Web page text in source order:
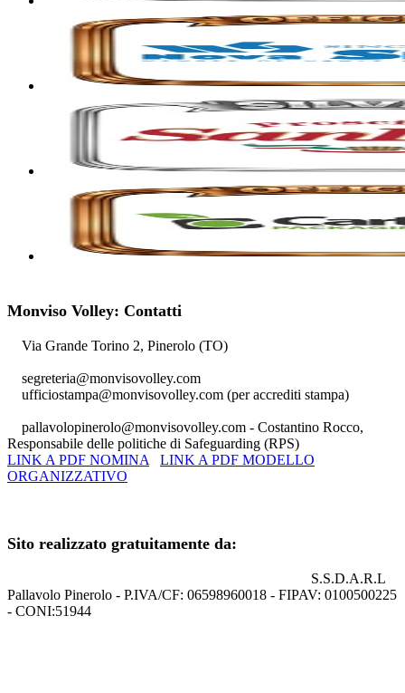
Monviso Volley: Contatti
Via Grande Torino 2, Pinerolo (TO)
segreteria@monvisovolley.com
ufficiostampa@monvisovolley.com (per accrediti stampa)
pallavolopinerolo@monvisovolley.com - Costantino Rocco,
Responsabile delle politiche di Safeguarding (RPS)
LINK A PDF NOMINA
LINK A PDF MODELLO
ORGANIZZATIVO
Sito realizzato gratuitamente da:
S.S.D.A.R.L
Pallavolo Pinerolo - P.IVA/CF: 06598960018 - FIPAV: 0100500225
- CONI:51944